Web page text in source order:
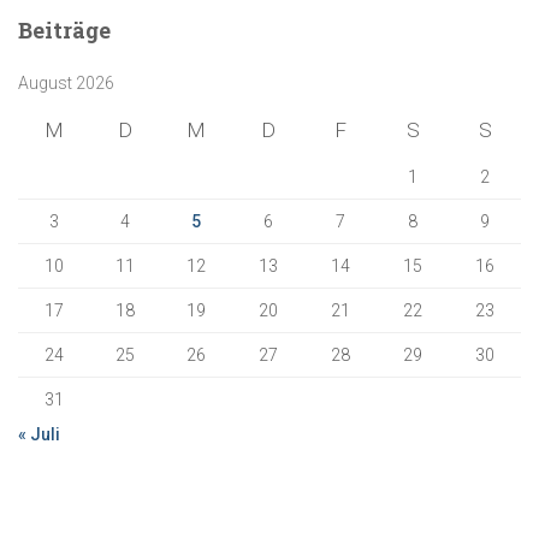
n
a
Beiträge
August 2026
M D M D F S S
1 2
3 4 5 6 7 8 9
10 11 12 13 14 15 16
17 18 19 20 21 22 23
24 25 26 27 28 29 30
31
« Juli